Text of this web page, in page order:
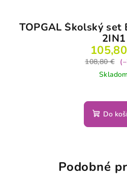
TOPGAL Školský set
2IN1
108,80 €
Skladom
Do
Podobné